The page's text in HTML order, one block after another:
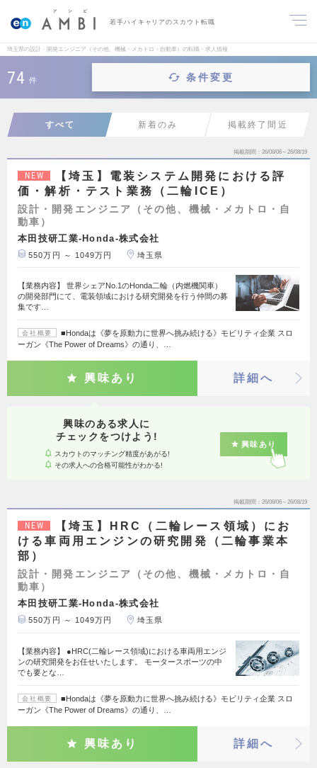
若手ハイキャリアのスカウト転職
埼玉県の設計・開発エンジニア（その他、機械・メカトロ・自動車）の転職・求人情報
74 件 条件変更
すべて 新着のみ 掲載終了間近
掲載期間 26/08/06～26/08/19
NEW
【埼玉】電装システム開発における評
価・解析・テスト業務（二輪ICE）
設計・開発エンジニア（その他、機械・メカトロ・自
動車）
本田技研工業-Honda-株式会社
550万円 ～ 1049万円 埼玉県
【業務内容】 世界シェアNo.1のHonda二輪（内燃機関車）
の開発部門にて、電装領域における研究開発を行う仲間の募
集です…
会社概要
■Hondaは《夢を原動力に世界へ挑み続ける》モビリティ企業 スロ
ーガン《The Power of Dreams》の通り、…
興味あり 詳細へ
興味のある求人に
チェックをつけよう!
スカウトのマッチング精度があがる!
その求人への合格可能性がわかる!
興味あり
掲載期間 26/08/06～26/08/19
NEW
【埼玉】HRC（二輪レース領域）にお
ける車両用エンジンの研究開発（二輪事業本
部）
設計・開発エンジニア（その他、機械・メカトロ・自
動車）
本田技研工業-Honda-株式会社
550万円 ～ 1049万円 埼玉県
【業務内容】 ●HRC(二輪レース領域)における車両用エンジ
ンの研究開発をお任せいたします。 モータースポーツの中
でも要とな…
会社概要
■Hondaは《夢を原動力に世界へ挑み続ける》モビリティ企業 スロ
ーガン《The Power of Dreams》の通り、…
興味あり 詳細へ